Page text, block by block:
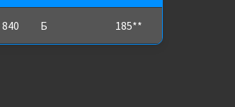
840 Б 185**